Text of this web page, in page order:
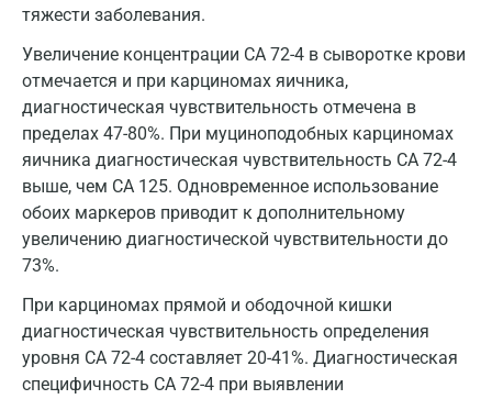
тяжести заболевания.
Увеличение концентрации CA 72-4 в сыворотке крови
отмечается и при карциномах яичника,
диагностическая чувствительность отмечена в
пределах 47-80%. При муциноподобных карциномах
яичника диагностическая чувствительность СА 72-4
выше, чем СА 125. Одновременное использование
обоих маркеров приводит к дополнительному
увеличению диагностической чувствительности до
73%.
При карциномах прямой и ободочной кишки
диагностическая чувствительность определения
уровня CA 72-4 составляет 20-41%. Диагностическая
специфичность СА 72-4 при выявлении
Калининград
Кемерово
Ковров
Коломна
Королев
Котельники
Красногорск